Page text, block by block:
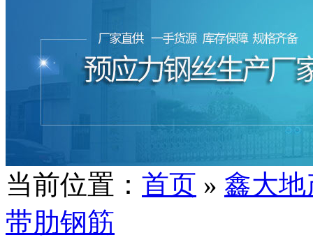
当前位置： 首页 » 鑫大
带肋钢筋